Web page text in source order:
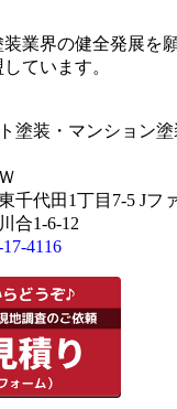
業界の健全発展を
ています。
塗装・マンション
千代田1丁目7-5 Jフ
合1-6-12
4116